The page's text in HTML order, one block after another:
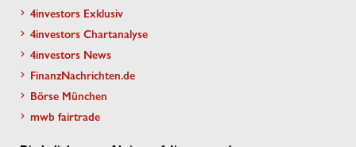
4investors Exklusiv
4investors Chartanalyse
4investors News
FinanzNachrichten.de
Börse München
mwb fairtrade